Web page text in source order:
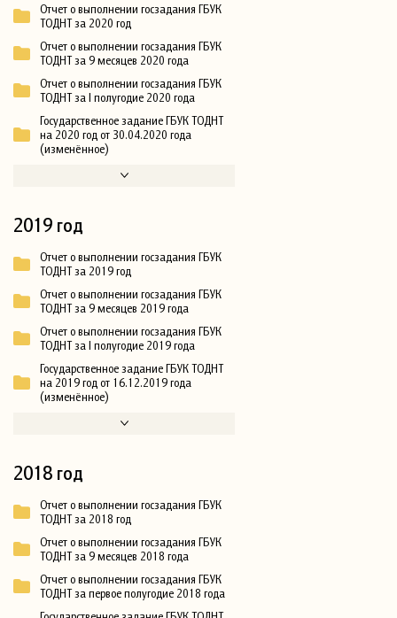
Отчет о выполнении госзадания ГБУК
ТОДНТ за 2020 год
Отчет о выполнении госзадания ГБУК
ТОДНТ за 9 месяцев 2020 года
Отчет о выполнении госзадания ГБУК
ТОДНТ за I полугодие 2020 года
Государственное задание ГБУК ТОДНТ
на 2020 год от 30.04.2020 года
(изменённое)
2019 год
Отчет о выполнении госзадания ГБУК
ТОДНТ за 2019 год
Отчет о выполнении госзадания ГБУК
ТОДНТ за 9 месяцев 2019 года
Отчет о выполнении госзадания ГБУК
ТОДНТ за I полугодие 2019 года
Государственное задание ГБУК ТОДНТ
на 2019 год от 16.12.2019 года
(изменённое)
2018 год
Отчет о выполнении госзадания ГБУК
ТОДНТ за 2018 год
Отчет о выполнении госзадания ГБУК
ТОДНТ за 9 месяцев 2018 года
Отчет о выполнении госзадания ГБУК
ТОДНТ за первое полугодие 2018 года